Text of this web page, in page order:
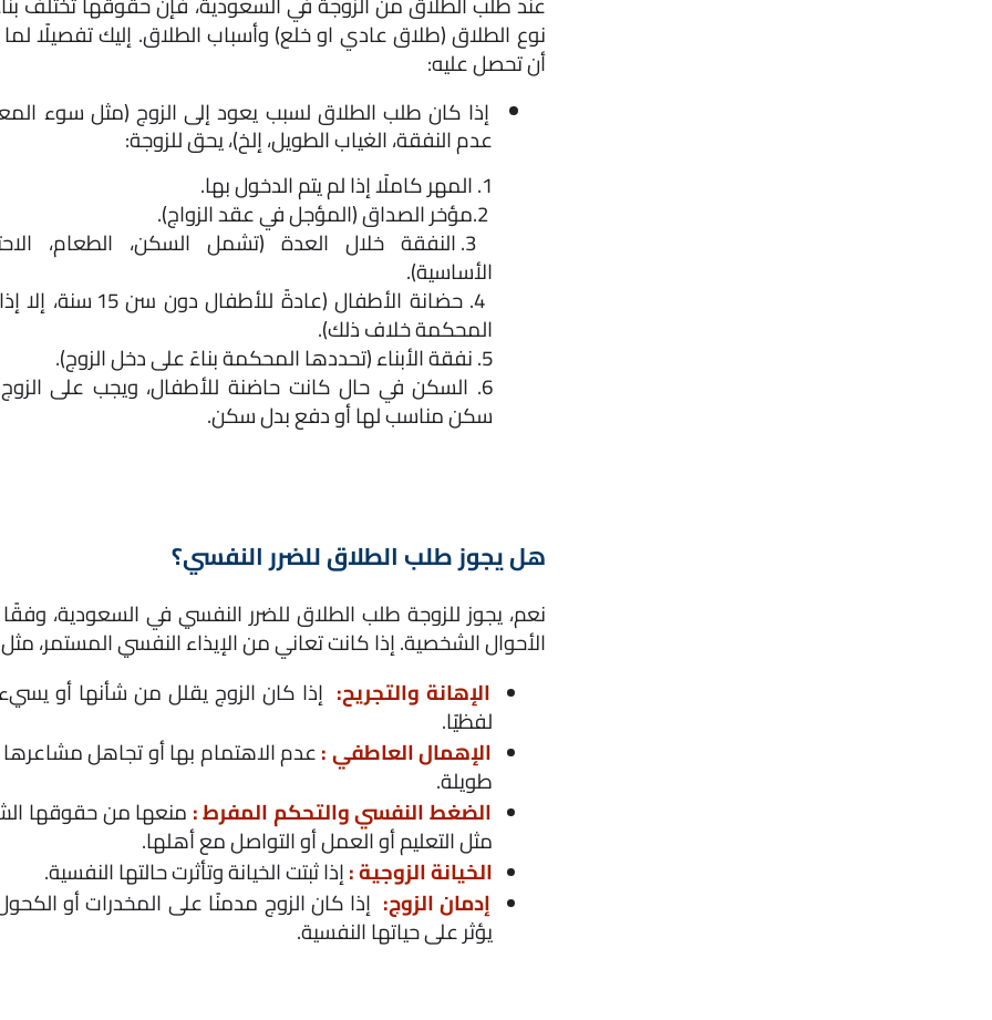
أن تحصل عليه:
عدم النفقة، الغياب الطويل، إلخ)، يحق للزوجة:
1. المهر كاملًا إذا لم يتم الدخول بها.
2.مؤخر الصداق (المؤجل في عقد الزواج).
الأساسية).
المحكمة خلاف ذلك).
5. نفقة الأبناء (تحددها المحكمة بناءً على دخل الزوج).
سكن مناسب لها أو دفع بدل سكن.
هل يجوز طلب الطلاق للضرر النفسي؟
الأحوال الشخصية. إذا كانت تعاني من الإيذاء النفسي المستمر،
الإهانة والتجريح:
لفظيًا.
الإهمال العاطفي :
طويلة.
الضغط النفسي والتحكم المفرط :
مثل التعليم أو العمل أو التواصل مع أهلها.
الخيانة الزوجية :إذا ثبتت الخيانة وتأثرت حالتها النفسية.
إدمان الزوج:
يؤثر على حياتها النفسية.